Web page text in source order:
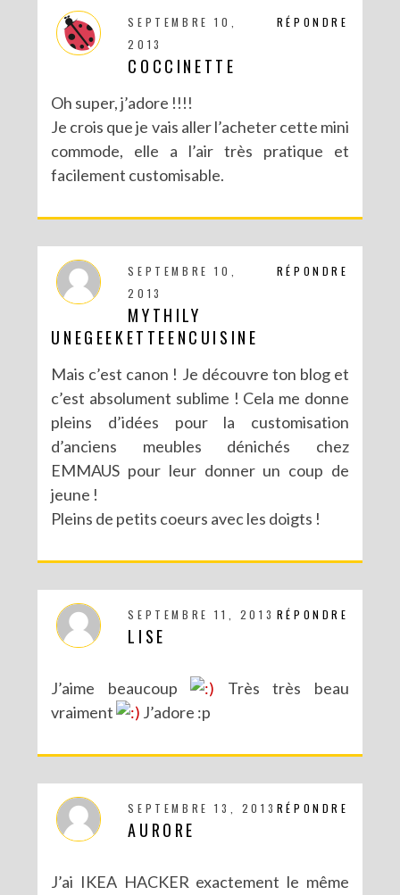
RÉPONDRE
SEPTEMBRE 10,
2013
COCCINETTE
Oh super, j’adore !!!!
Je crois que je vais aller l’acheter cette mini
commode, elle a l’air très pratique et
facilement customisable.
RÉPONDRE
SEPTEMBRE 10,
2013
MYTHILY
UNEGEEKETTEENCUISINE
Mais c’est canon ! Je découvre ton blog et
c’est absolument sublime ! Cela me donne
pleins d’idées pour la customisation
d’anciens meubles dénichés chez
EMMAUS pour leur donner un coup de
jeune !
Pleins de petits coeurs avec les doigts !
RÉPONDRE
SEPTEMBRE 11, 2013
LISE
J’aime beaucoup
Très très beau
vraiment
J’adore :p
RÉPONDRE
SEPTEMBRE 13, 2013
AURORE
J’ai IKEA HACKER exactement le même